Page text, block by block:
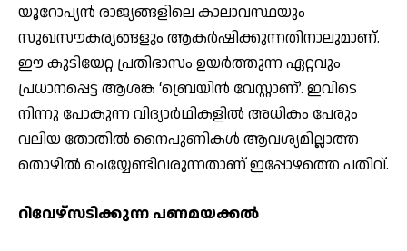
യൂറോപ്യന്‍ രാജ്യങ്ങളിലെ കാലാവസ്ഥയും
സുഖസൗകര്യങ്ങളും ആകര്‍ഷിക്കുന്നതിനാലുമാണ്.
ഈ കുടിയേറ്റ പ്രതിഭാസം ഉയര്‍ത്തുന്ന ഏറ്റവും
പ്രധാനപ്പെട്ട ആശങ്ക ‘ബ്രെയിന്‍ വേസ്റ്റാണ്’. ഇവിടെ
നിന്നു പോകുന്ന വിദ്യാര്‍ഥികളില്‍ അധികം പേരും
വലിയ തോതില്‍ നൈപുണികള്‍ ആവശ്യമില്ലാത്ത
തൊഴില്‍ ചെയ്യേണ്ടിവരുന്നതാണ് ഇപ്പോഴത്തെ പതിവ്.
റിവേഴ്‌സടിക്കുന്ന പണമയക്കല്‍